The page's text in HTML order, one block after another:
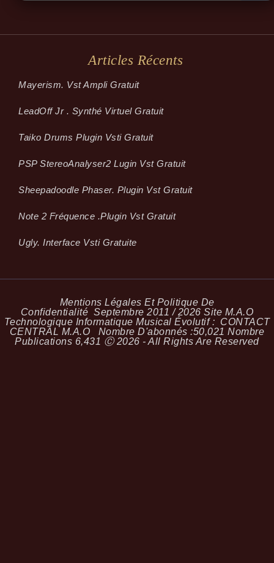
Articles Récents
Mayerism. Vst Ampli Gratuit
LeadOff Jr . Synthé Virtuel Gratuit
Taiko Drums Plugin Vsti Gratuit
PSP StereoAnalyser2 Lugin Vst Gratuit
Sheepadoodle Phaser. Plugin Vst Gratuit
Note 2 Fréquence .plugin Vst Gratuit
Ugly. Interface Vsti Gratuite
Mentions Légales Et Politique De
Confidentialité Septembre 2011 / 2026 Site M.A.O
Technologique Informatique Musical Évolutif : CONTACT
CENTRAL M.A.O Nombre D'abonnés :50,021 Nombre
Publications 6,431 Ⓒ 2026 - All Rights Are Reserved